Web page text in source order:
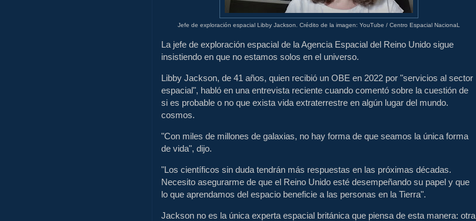
Jefe de exploración espacial Libby Jackson. Crédito de la imagen: YouTube / Centro Espacial NacionaL
La jefe de exploración espacial de la Agencia Espacial del Reino Unido sigue
insistiendo en que no estamos solos en el universo.
Libby Jackson, de 41 años, quien recibió un OBE en 2022 por "servicios al sector
espacial", habló en una entrevista reciente cuando comentó sobre la cuestión de
si es probable o no que exista vida extraterrestre en algún lugar del mundo.
cosmos.
"Con miles de millones de galaxias, no hay forma de que seamos la única forma
de vida", dijo.
"Los científicos sin duda tendrán más respuestas en las próximas décadas.
Necesito asegurarme de que el Reino Unido esté desempeñando su papel y que
lo que aprendamos del espacio beneficie a las personas en la Tierra".
Jackson no es la única experta espacial británica que piensa de esta manera: otra